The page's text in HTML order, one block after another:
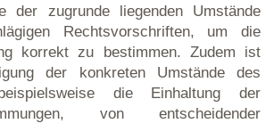
der zugrunde liegenden Umstände
Rechtsvorschriften, um die
korrekt zu bestimmen. Zudem ist
der konkreten Umstände des
die Einhaltung der
von entscheidender